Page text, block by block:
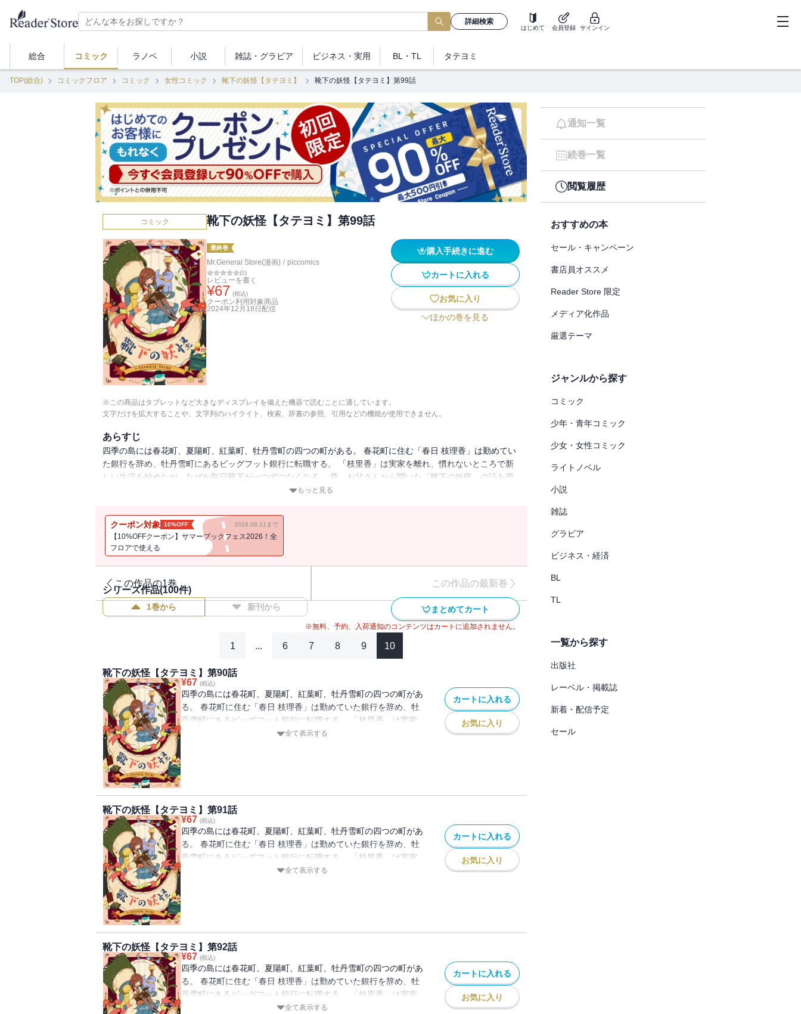
詳細検索
はじめて 会員登録 サインイン
総合 コミック ラノベ 小説 雑誌・ グラビア ビジネス ・実用 BL・TL タテヨミ
TOP(総合) コミックフロア コミック 女性コミック 靴下の妖怪【タテヨミ】 靴下の妖怪【タテヨミ】第99話
コミック 靴下の妖怪【タテヨミ】第99話
最終巻
Mr.General Store(漫画) / piccomics
(0)
レビューを書く
¥67 (税込)
クーポン利用対象商品
2024年12月18日 配信
購入手続きに進む
カートに入れる
お気に入り
ほかの巻を見る
※この商品はタブレットなど大きなディスプレイを備えた機器で読むことに適しています。
文字だけを拡大することや、文字列のハイライト、検索、辞書の参照、引用などの機能が使用できません。
あらすじ
四季の島には春花町、夏陽町、紅葉町、牡丹雪町の四つの町がある。 春花町に住む「春日 枝理香」は勤めてい
た銀行を辞め、牡丹雪町にあるビッグフット銀行に転職する。 「枝里香」は実家を離れ、慣れないところで新
しい生活を始めたが、なぜか毎日靴下が一つずつなくなる。 昔、お父さんから聞いた「靴下の妖怪」の話を思
い出して、本で「靴下の妖怪」を捕まえる方法を調べ、「靴下の妖怪」を捕まえるがーー
もっと見る
クーポン対象 10%OFF 2026.08.11まで
【10%OFFクーポン】サマーブックフェス2026！全
フロアで使える
この作品の1巻 この作品の最新巻
シリーズ作品(100件)
1巻から 新刊から まとめてカート
※無料、予約、入荷通知のコンテンツはカートに追加されません。
1 ... 6 7 8 9 10
靴下の妖怪【タテヨミ】第90話
¥67 (税込)
四季の島には春花町、夏陽町、紅葉町、牡丹雪町の四つの町があ
る。 春花町に住む「春日 枝理香」は勤めていた銀行を辞め、牡
丹雪町にあるビッグフット銀行に転職する。 「枝里香」は実家
を離れ、慣れないところで新しい生活を始めたが、なぜか毎日靴
全て表示する
カートに入れる
お気に入り
靴下の妖怪【タテヨミ】第91話
¥67 (税込)
四季の島には春花町、夏陽町、紅葉町、牡丹雪町の四つの町があ
る。 春花町に住む「春日 枝理香」は勤めていた銀行を辞め、牡
丹雪町にあるビッグフット銀行に転職する。 「枝里香」は実家
を離れ、慣れないところで新しい生活を始めたが、なぜか毎日靴
全て表示する
カートに入れる
お気に入り
靴下の妖怪【タテヨミ】第92話
¥67 (税込)
四季の島には春花町、夏陽町、紅葉町、牡丹雪町の四つの町があ
る。 春花町に住む「春日 枝理香」は勤めていた銀行を辞め、牡
丹雪町にあるビッグフット銀行に転職する。 「枝里香」は実家
を離れ、慣れないところで新しい生活を始めたが、なぜか毎日靴
全て表示する
カートに入れる
お気に入り
通知一覧
続巻一覧
閲覧履歴
おすすめの本
セール・キャンペーン
書店員オススメ
Reader Store 限定
メディア化作品
厳選テーマ
ジャンルから探す
コミック
少年・青年コミック
少女・女性コミック
ライトノベル
小説
雑誌
グラビア
ビジネス・経済
BL
TL
一覧から探す
出版社
レーベル・掲載誌
新着・配信予定
セール